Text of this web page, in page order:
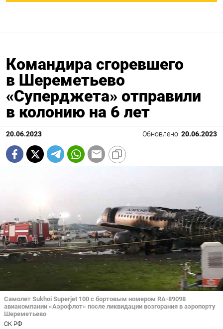
Командира сгоревшего
в Шереметьево
«Суперджета» отправили
в колонию на 6 лет
20.06.2023 Обновлено: 20.06.2023
Самолет Sukhoi Superjet 100 с бортовым номером RA-89098
авиакомпании «Аэрофлот» после ликвидации возгорания в аэропорту
Шереметьево
СК РФ